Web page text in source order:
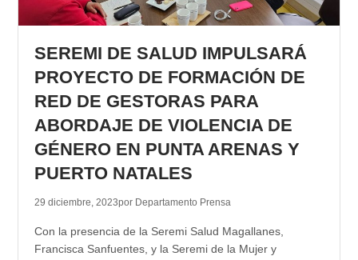
SEREMI DE SALUD IMPULSARÁ
PROYECTO DE FORMACIÓN DE
RED DE GESTORAS PARA
ABORDAJE DE VIOLENCIA DE
GÉNERO EN PUNTA ARENAS Y
PUERTO NATALES
29 diciembre, 2023por Departamento Prensa
Con la presencia de la Seremi Salud Magallanes,
Francisca Sanfuentes, y la Seremi de la Mujer y